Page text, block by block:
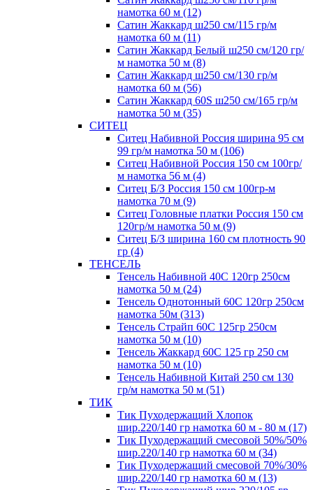
намотка 60 м (12)
Сатин Жаккард ш250 см/115 гр/м
намотка 60 м (11)
Сатин Жаккард Белый ш250 см/120 гр/
м намотка 50 м (8)
Сатин Жаккард ш250 см/130 гр/м
намотка 60 м (56)
Сатин Жаккард 60S ш250 см/165 гр/м
намотка 50 м (35)
СИТЕЦ
Ситец Набивной Россия ширина 95 см
99 гр/м намотка 50 м (106)
Ситец Набивной Россия 150 см 100гр/
м намотка 56 м (4)
Ситец Б/З Россия 150 см 100гр-м
намотка 70 м (9)
Ситец Головные платки Россия 150 см
120гр/м намотка 50 м (9)
Ситец Б/З ширина 160 см плотность 90
гр (4)
ТЕНСЕЛЬ
Тенсель Набивной 40С 120гр 250см
намотка 50 м (24)
Тенсель Однотонный 60С 120гр 250см
намотка 50м (313)
Тенсель Страйп 60С 125гр 250см
намотка 50 м (10)
Тенсель Жаккард 60С 125 гр 250 см
намотка 50 м (10)
Тенсель Набивной Китай 250 см 130
гр/м намотка 50 м (51)
ТИК
Тик Пуходержащий Хлопок
шир.220/140 гр намотка 60 м - 80 м (17)
Тик Пуходержащий смесовой 50%/50%
шир.220/140 гр намотка 60 м (34)
Тик Пуходержащий смесовой 70%/30%
шир.220/140 гр намотка 60 м (13)